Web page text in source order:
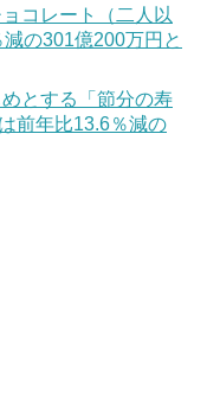
コレート（二人以
の301億200万円と
とする「節分の寿
前年比13.6％減の